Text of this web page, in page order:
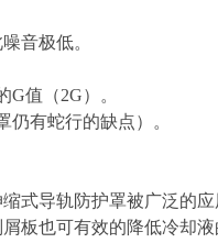
音极低。
G值（2G）。
仍有蛇行的缺点）。
式导轨防护罩被广泛的
板也可有效的降低冷却